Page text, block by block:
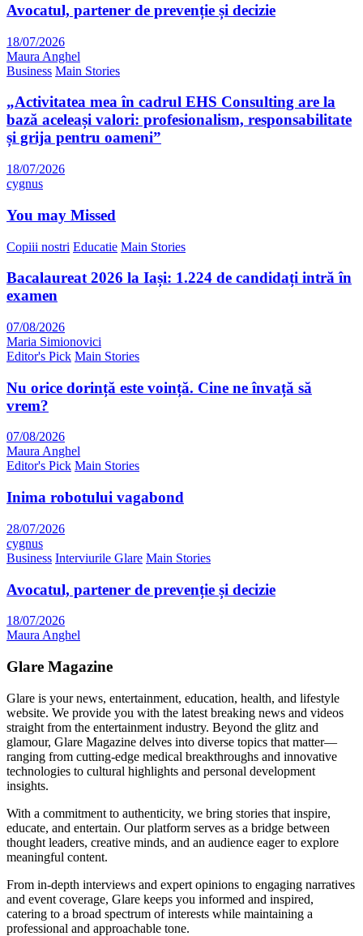
Avocatul, partener de prevenție și decizie
18/07/2026
Maura Anghel
Business Main Stories
„Activitatea mea în cadrul EHS Consulting are la
bază aceleași valori: profesionalism, responsabilitate
și grija pentru oameni”
18/07/2026
cygnus
You may Missed
Copiii nostri Educatie Main Stories
Bacalaureat 2026 la Iași: 1.224 de candidați intră în
examen
07/08/2026
Maria Simionovici
Editor's Pick Main Stories
Nu orice dorință este voință. Cine ne învață să
vrem?
07/08/2026
Maura Anghel
Editor's Pick Main Stories
Inima robotului vagabond
28/07/2026
cygnus
Business Interviurile Glare Main Stories
Avocatul, partener de prevenție și decizie
18/07/2026
Maura Anghel
Glare Magazine
Glare is your news, entertainment, education, health, and lifestyle
website. We provide you with the latest breaking news and videos
straight from the entertainment industry. Beyond the glitz and
glamour, Glare Magazine delves into diverse topics that matter—
ranging from cutting-edge medical breakthroughs and innovative
technologies to cultural highlights and personal development
insights.
With a commitment to authenticity, we bring stories that inspire,
educate, and entertain. Our platform serves as a bridge between
thought leaders, creative minds, and an audience eager to explore
meaningful content.
From in-depth interviews and expert opinions to engaging narratives
and event coverage, Glare keeps you informed and inspired,
catering to a broad spectrum of interests while maintaining a
professional and approachable tone.